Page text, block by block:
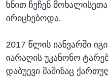
ხნით ჩეჩენ
ირიცხებოდა.
2017 წლის იანვარში
იარაღის უკანონო
დაბუევი მაშინაც